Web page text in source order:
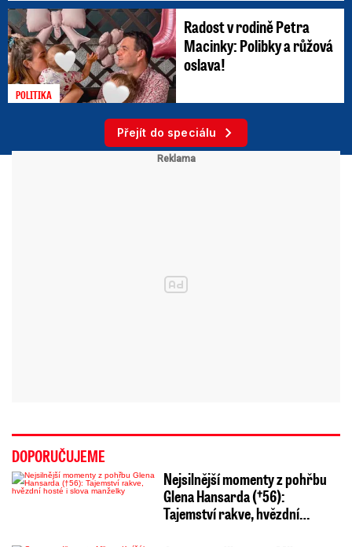
POLITIKA
Radost v rodině Petra
Macinky: Polibky a růžová
oslava!
Přejít do speciálu
DOPORUČUJEME
Nejsilnější momenty z pohřbu
Glena Hansarda (†56):
Tajemství rakve, hvězdní…